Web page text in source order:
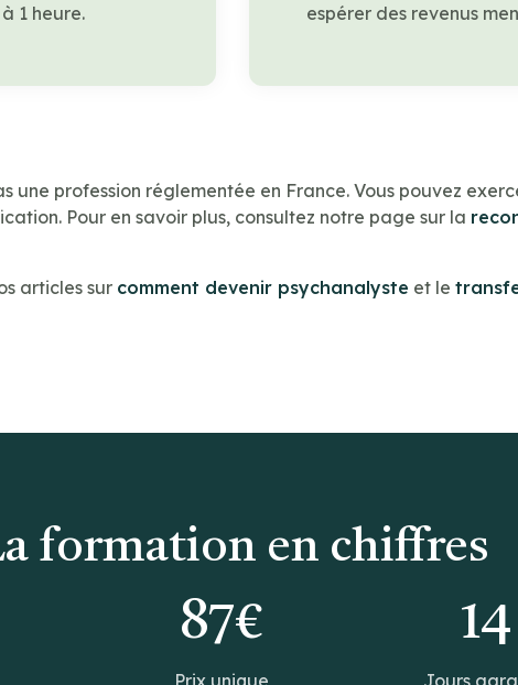
1 heure.
espérer des revenus
une profession réglementée en France. Vous pouvez
Pour en savoir plus, consultez notre page sur la
articles sur comment devenir psychanalyste et le
formation en chiffres
87€ 14